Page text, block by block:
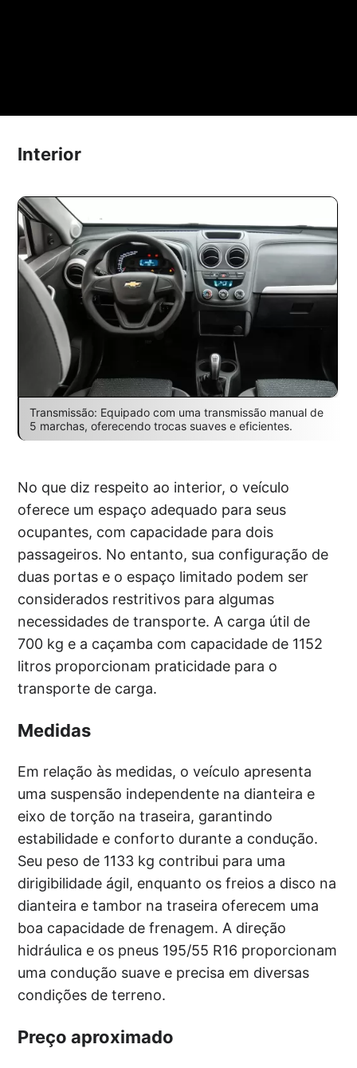
Interior
Transmissão: Equipado com uma transmissão manual de
5 marchas, oferecendo trocas suaves e eficientes.
No que diz respeito ao interior, o veículo
oferece um espaço adequado para seus
ocupantes, com capacidade para dois
passageiros. No entanto, sua configuração de
duas portas e o espaço limitado podem ser
considerados restritivos para algumas
necessidades de transporte. A carga útil de
700 kg e a caçamba com capacidade de 1152
litros proporcionam praticidade para o
transporte de carga.
Medidas
Em relação às medidas, o veículo apresenta
uma suspensão independente na dianteira e
eixo de torção na traseira, garantindo
estabilidade e conforto durante a condução.
Seu peso de 1133 kg contribui para uma
dirigibilidade ágil, enquanto os freios a disco na
dianteira e tambor na traseira oferecem uma
boa capacidade de frenagem. A direção
hidráulica e os pneus 195/55 R16 proporcionam
uma condução suave e precisa em diversas
condições de terreno.
Preço aproximado